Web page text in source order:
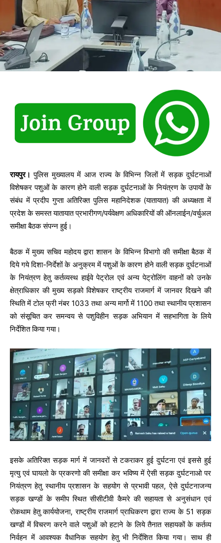
रायपुर। पुलिस मुख्यालय में आज राज्य के विभिन्न जिलों में सड़क दुर्घटनाओं
विशेषकर पशुओं के कारण होने वाली सड़क दुर्घटनाओं के नियंत्रण के उपायों के
संबंध में प्रदीप गुप्ता अतिरिक्त पुलिस महानिदेशक (यातायात) की अध्यक्षता में
प्रदेश के समस्त यातायात प्रभारीगण/पर्यवेक्षण अधिकारियों की ऑनलाईन/वर्चुअल
समीक्षा बैठक संपन्न हुई।
बैठक में मुख्य सचिव महोदय द्वारा शासन के विभिन्न विभागो की समीक्षा बैठक में
दिये गये दिशा-निर्देशों के अनुक्रम में पशुओं के कारण होने वाली सड़क दुर्घटनाओं
के नियंत्रण हेतु कर्तव्यस्थ हाईवे पेट्रोल एवं अन्य पेट्रोलिंग वाहनों को उनके
क्षेत्राधिकार की मुख्य सड़को विशेषकर राष्ट्रीय राजमार्ग में जानवर दिखने की
स्थिति में टोल फ्री नंबर 1033 तथा अन्य मार्गो में 1100 तथा स्थानीय प्रशासन
को संसूचित कर समन्वय से पशुविहीन सड़क अभियान में सहभागिता के लिये
निर्देशित किया गया।
इसके अतिरिक्त सड़क मार्ग में जानवरों से टकराकर हुई दुर्घटना एवं इससे हुई
मृत्यु एवं घायलो के प्रकरणो की समीक्षा कर भविष्य में ऐसी सड़क दुर्घटनाओ पर
नियंत्रण हेतु स्थानीय प्रशासन के सहयोग से प्रभावी पहल, ऐसे दुर्घटनाजन्य
सड़क खण्डों के समीप स्थित सीसीटीवी कैमरे की सहायता से अनुसंधान एवं
रोकथाम हेतु कार्ययोजना, राष्ट्रीय राजमार्ग प्राधिकरण द्वारा राज्य के 51 सड़क
खण्डों में विचरण करने वाले पशुओं को हटाने के लिये तैनात सहायकों के कर्तव्य
निर्वहन में आवश्यक वैधानिक सहयोग हेतु भी निर्देशित किया गया। साथ ही